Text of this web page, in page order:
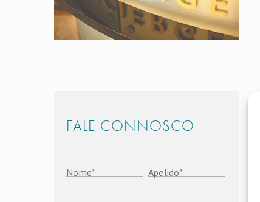
FALE CONNOSCO
Nome* Apelido*